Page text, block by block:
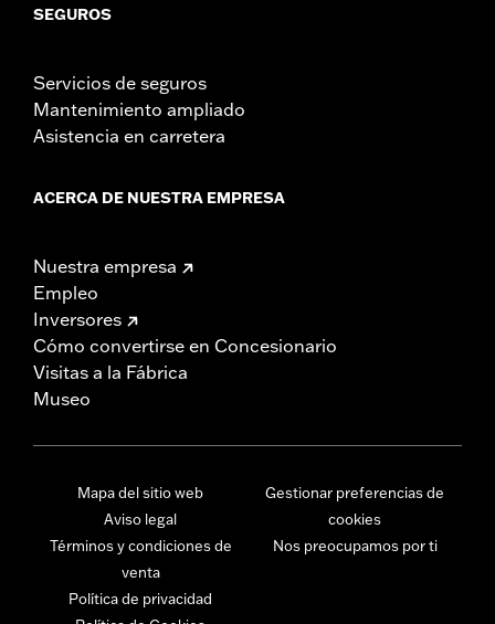
SEGUROS
Servicios de seguros
Mantenimiento ampliado
Asistencia en carretera
ACERCA DE NUESTRA EMPRESA
Nuestra empresa
Empleo
Inversores
Cómo convertirse en Concesionario
Visitas a la Fábrica
Museo
Mapa del sitio web
Aviso legal
Términos y condiciones de
venta
Política de privacidad
Gestionar preferencias de
cookies
Nos preocupamos por ti